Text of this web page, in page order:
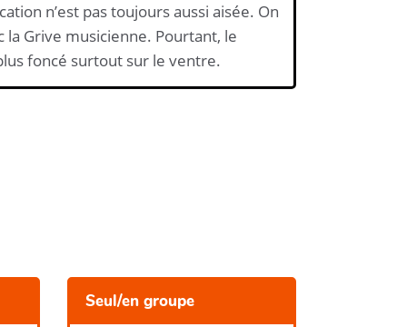
n’est pas toujours aussi aisée. On
la Grive musicienne. Pourtant, le
foncé surtout sur le ventre.
Seul/en groupe